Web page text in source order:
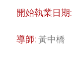
開始執業日期:
導師:黃中橋